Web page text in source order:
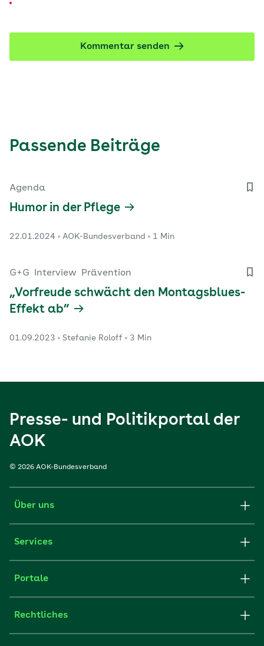
Kommentar senden
Passende Beiträge
Agenda
Humor in der Pflege
22.01.2024 AOK-Bundesverband 1 Min
G+G Interview Prävention
„Vorfreude schwächt den Montagsblues-
Effekt ab”
01.09.2023 Stefanie Roloff 3 Min
Presse- und Politikportal der
AOK
© 2026 AOK-Bundesverband
Über uns
Services
Portale
Rechtliches